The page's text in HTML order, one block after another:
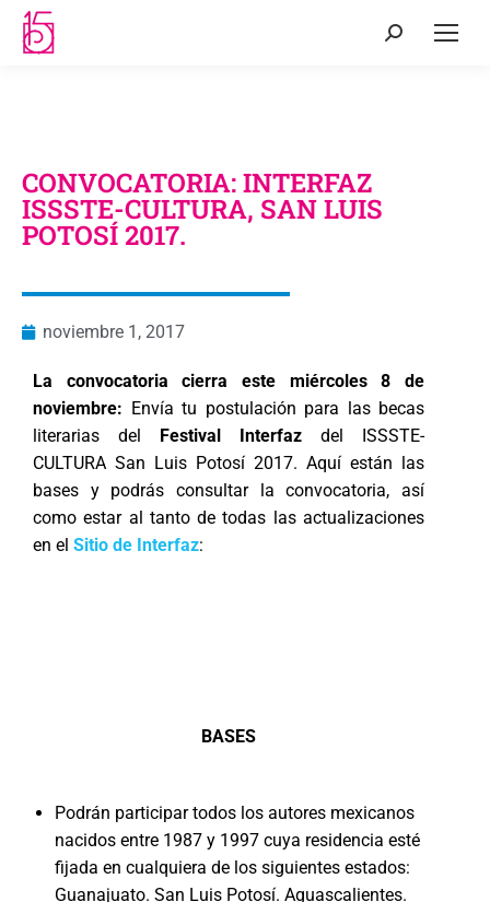
CONVOCATORIA: INTERFAZ
ISSSTE-CULTURA, SAN LUIS
POTOSÍ 2017.
noviembre 1, 2017
La convocatoria cierra este miércoles 8 de
noviembre: Envía tu postulación para las becas
literarias del Festival Interfaz
del ISSSTE-
CULTURA San Luis Potosí 2017. Aquí están las
bases y podrás consultar la convocatoria, así
como estar al tanto de todas las actualizaciones
en el Sitio de Interfaz:
BASES
Podrán participar todos los autores mexicanos
nacidos entre 1987 y 1997 cuya residencia esté
fijada en cualquiera de los siguientes estados:
Guanajuato. San Luis Potosí. Aguascalientes.